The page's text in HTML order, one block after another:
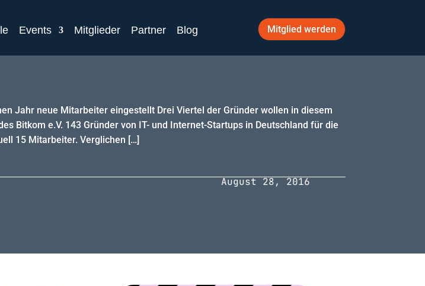
Events Mitglieder Partner Blog Mitglied werden
Jahr neue Mitarbeiter eingestellt Drei Viertel der Gründer wollen in diesem
Bitkom e.V. 143 Gründer von IT- und Internet-Startups in Deutschland für die
15 Mitarbeiter. Verglichen […]
August 28, 2016